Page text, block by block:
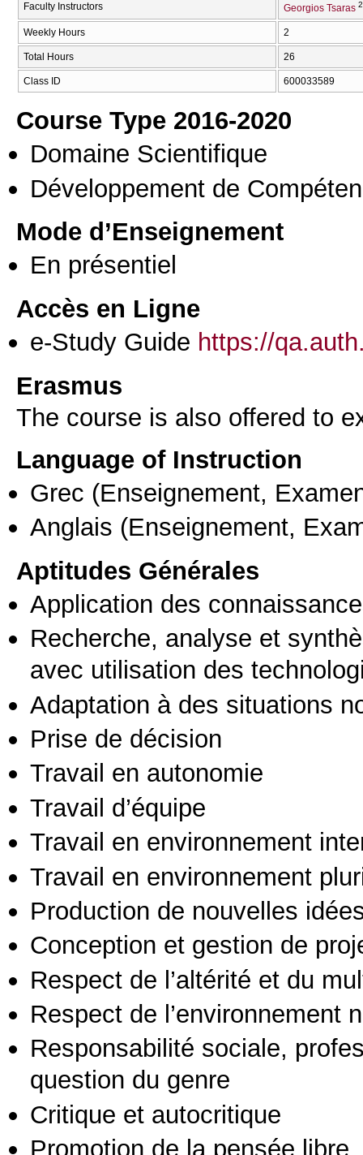
Faculty Instructors Georgios Tsaras
Weekly Hours 2
Total Hours 26
Class ID 600033589
Course Type 2016-2020
Domaine Scientifique
Développement de
Mode d’Enseignement
En présentiel
Accès en Ligne
e-Study Guide https://
Erasmus
The course is also offered to
Language of Instruction
Grec (Enseignement,
Anglais (Enseignement,
Aptitudes Générales
Application des
Recherche, analyse et
avec utilisation des
Adaptation à des situations
Prise de décision
Travail en autonomie
Travail d’équipe
Travail en environnement
Travail en environnement
Production de nouvelles
Conception et gestion de
Respect de l’altérité et du
Respect de l’environnement
Responsabilité sociale,
question du genre
Critique et autocritique
Promotion de la pensée